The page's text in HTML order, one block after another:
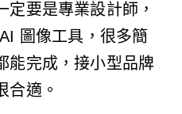
定要是專業設計師，
圖像工具，很多簡
能完成，接小型品牌
合適。